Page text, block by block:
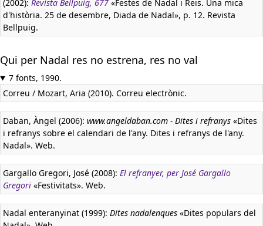
(2002): Revista Bellpuig, 677 «Festes de Nadal i Reis. Una mica
d'història. 25 de desembre, Diada de Nadal», p. 12. Revista
Bellpuig.
Qui per Nadal res no estrena, res no val
7 fonts, 1990.
Correu / Mozart, Aria (2010). Correu electrònic.
Daban, Àngel (2006): www.angeldaban.com - Dites i refranys «Dites
i refranys sobre el calendari de l'any. Dites i refranys de l'any.
Nadal». Web.
Gargallo Gregori, José (2008): El refranyer, per José Gargallo
Gregori «Festivitats». Web.
Nadal enteranyinat (1999): Dites nadalenques «Dites populars del